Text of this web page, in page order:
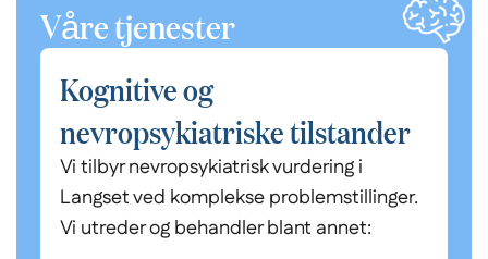
Våre tjenester
Kognitive og
nevropsykiatriske tilstander
Vi tilbyr nevropsykiatrisk vurdering i
Langset ved komplekse problemstillinger.
Vi utreder og behandler blant annet: